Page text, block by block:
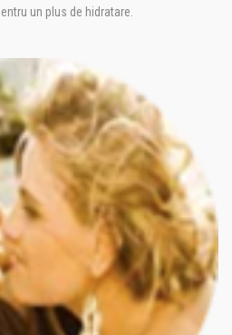
un plus de hidratare.